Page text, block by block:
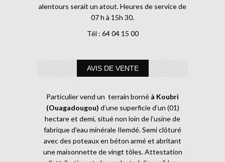
alentours serait un atout. Heures de service de
07 h à 15h 30.
Tél : 64 04 15 00
AVIS DE VENTE
Particulier vend un terrain borné à Koubri
(Ouagadougou) d’une superficie d’un (01)
hectare et demi, situé non loin de l’usine de
fabrique d’eau minérale Ilemdé. Semi clôturé
avec des poteaux en béton armé et abritant
une maisonnette de vingt tôles. Attestation